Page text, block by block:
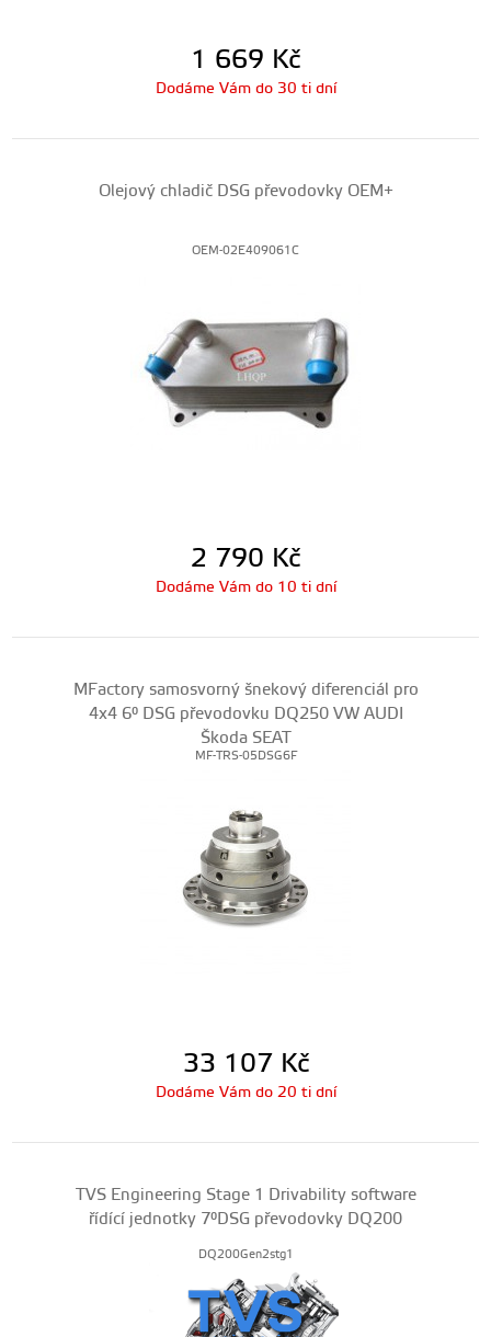
1 669 Kč
Dodáme Vám do 30 ti dní
Olejový chladič DSG převodovky OEM+
OEM-02E409061C
2 790 Kč
Dodáme Vám do 10 ti dní
MFactory samosvorný šnekový diferenciál pro
4x4 6° DSG převodovku DQ250 VW AUDI
Škoda SEAT
MF-TRS-05DSG6F
33 107 Kč
Dodáme Vám do 20 ti dní
TVS Engineering Stage 1 Drivability software
řídící jednotky 7°DSG převodovky DQ200
DQ200Gen2stg1